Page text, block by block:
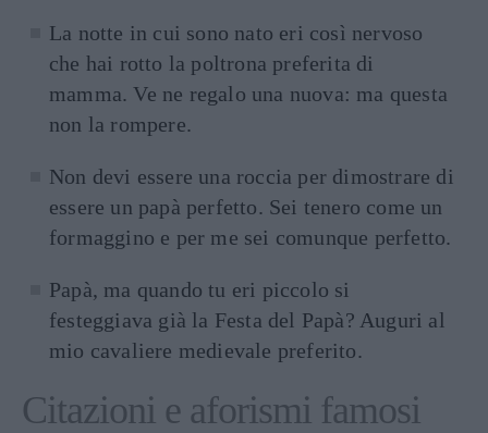
La notte in cui sono nato eri così nervoso
che hai rotto la poltrona preferita di
mamma. Ve ne regalo una nuova: ma questa
non la rompere.
Non devi essere una roccia per dimostrare di
essere un papà perfetto. Sei tenero come un
formaggino e per me sei comunque perfetto.
Papà, ma quando tu eri piccolo si
festeggiava già la Festa del Papà? Auguri al
mio cavaliere medievale preferito.
Citazioni e aforismi famosi